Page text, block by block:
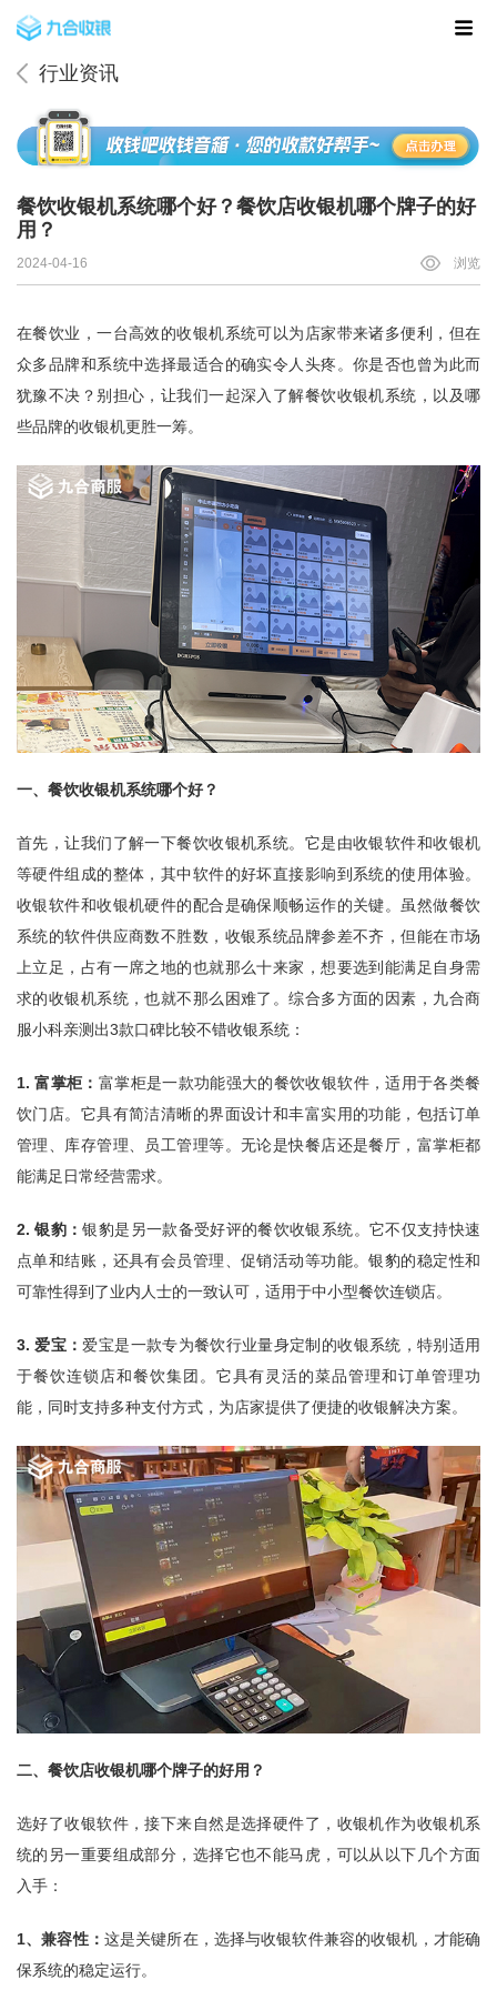
行业资讯
餐饮收银机系统哪个好？餐饮店收银机哪个牌子的好
用？
浏览
2024-04-16
在餐饮业，一台高效的收银机系统可以为店家带来诸多便利，但在
众多品牌和系统中选择最适合的确实令人头疼。你是否也曾为此而
犹豫不决？别担心，让我们一起深入了解餐饮收银机系统，以及哪
些品牌的收银机更胜一筹。
一、餐饮收银机系统哪个好？
首先，让我们了解一下餐饮收银机系统。它是由收银软件和收银机
等硬件组成的整体，其中软件的好坏直接影响到系统的使用体验。
收银软件和收银机硬件的配合是确保顺畅运作的关键。虽然做餐饮
系统的软件供应商数不胜数，收银系统品牌参差不齐，但能在市场
上立足，占有一席之地的也就那么十来家，想要选到能满足自身需
求的收银机系统，也就不那么困难了。综合多方面的因素，九合商
服小科亲测出3款口碑比较不错收银系统：
1. 富掌柜： 富掌柜是一款功能强大的餐饮收银软件，适用于各类餐
饮门店。它具有简洁清晰的界面设计和丰富实用的功能，包括订单
管理、库存管理、员工管理等。无论是快餐店还是餐厅，富掌柜都
能满足日常经营需求。
2. 银豹：银豹是另一款备受好评的餐饮收银系统。它不仅支持快速
点单和结账，还具有会员管理、促销活动等功能。银豹的稳定性和
可靠性得到了业内人士的一致认可，适用于中小型餐饮连锁店。
3. 爱宝： 爱宝是一款专为餐饮行业量身定制的收银系统，特别适用
于餐饮连锁店和餐饮集团。它具有灵活的菜品管理和订单管理功
能，同时支持多种支付方式，为店家提供了便捷的收银解决方案。
二、餐饮店收银机哪个牌子的好用？
选好了收银软件，接下来自然是选择硬件了，收银机作为收银机系
统的另一重要组成部分，选择它也不能马虎，可以从以下几个方面
入手：
1、兼容性： 这是关键所在，选择与收银软件兼容的收银机，才能确
保系统的稳定运行。